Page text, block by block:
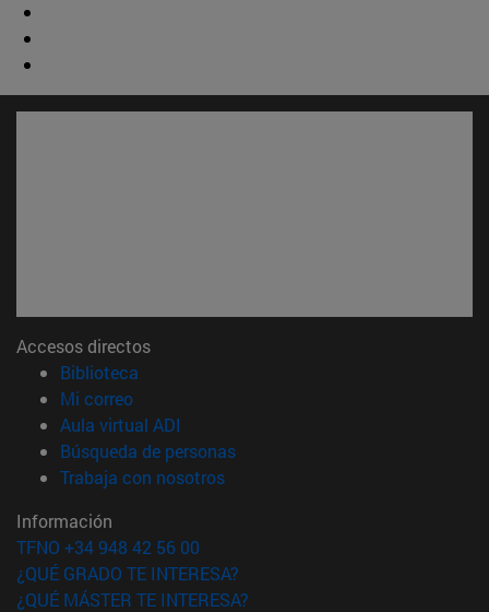
Accesos directos
Biblioteca
Mi correo(abre en nueva ventana)
Aula virtual ADI
Búsqueda de personas(abre en nueva ventana)
Trabaja con nosotros(abre en nueva ventana)
Información
TFNO +34 948 42 56 00
¿QUÉ GRADO TE INTERESA?
¿QUÉ MÁSTER TE INTERESA?